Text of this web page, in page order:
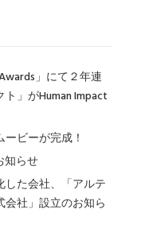
」にて２年連
」がHuman Impact
ビーが完成！
知らせ
た会社、「アルテ
会社」設立のお知ら